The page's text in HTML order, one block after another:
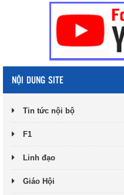
NỘI DUNG SITE
Tin tức nội bộ
F1
Linh đạo
Giáo Hội